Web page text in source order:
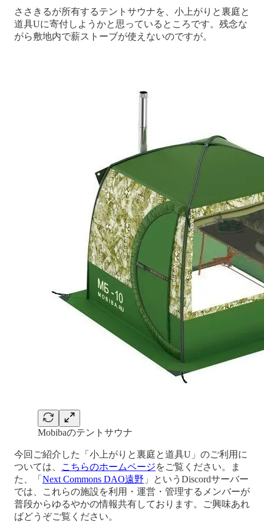
ささきるが所有するテントサウナを、小上がりと裏庭と
道具Uに寄付しようかと思っているところです。残念な
がら敷地内で薪ストーブが使えないのですが。
Mobibaのテントサウナ
今回ご紹介した「小上がりと裏庭と道具U」のご利用に
ついては、
こちらのホームページをご覧ください。ま
た、「 Next Commons DAO遠野 」というDiscordサーバー
では、これらの施設を利用・運営・管理するメンバーが
普段からゆるやかの情報共有しております。ご興味あれ
ばどうぞご覧ください。